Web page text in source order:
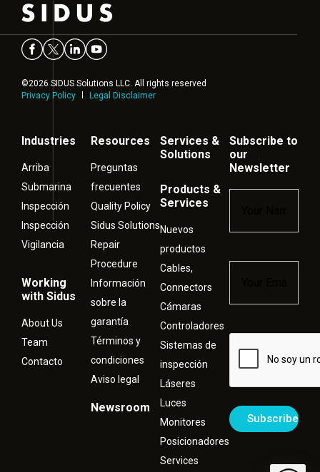
©2026 SIDUS Solutions LLC. All rights reserved
Privacy Policy
Legal Disclaimer
Industries
Arriba
Submarina
Inspección
Inspección
Vigilancia
Working
with Sidus
About Us
Team
Contacto
Resources
Preguntas
frecuentes
Quality Policy
Sidus Solutions
Repair
Procedure
Información
sobre la
garantía
Términos y
condiciones
Aviso legal
Newsroom
Services &
Solutions
Products &
Services
Nuevos
productos
Cables,
Connectors
Cámaras
Controladores
Sistemas de
inspección
Láseres
Luces
Monitores
Posicionadores
Services
Subscribe to
our
Newsletter